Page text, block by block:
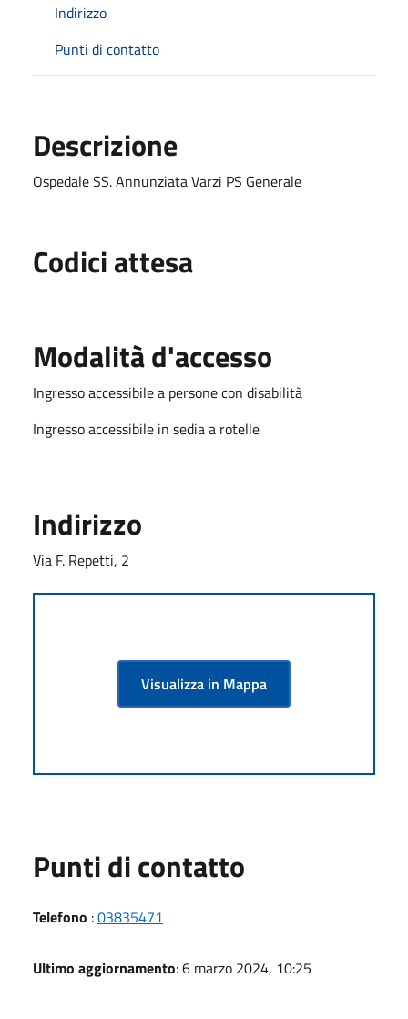
Indirizzo
Punti di contatto
Descrizione
Ospedale SS. Annunziata Varzi PS Generale
Codici attesa
Modalità d'accesso
Ingresso accessibile a persone con disabilità
Ingresso accessibile in sedia a rotelle
Indirizzo
Via F. Repetti, 2
Visualizza in Mappa
Punti di contatto
Telefono :03835471
Ultimo aggiornamento: 6 marzo 2024, 10:25